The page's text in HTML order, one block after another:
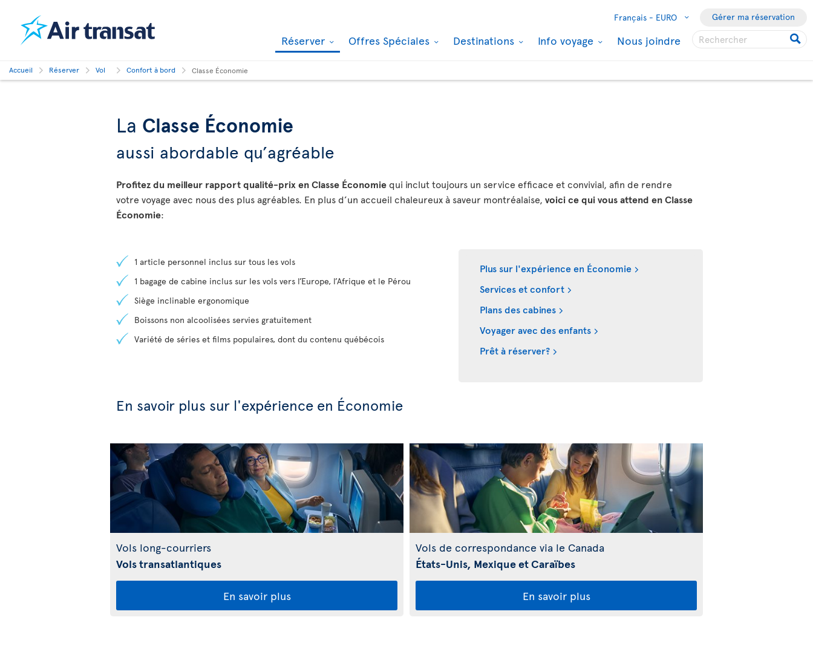
Français - EURO Gérer ma réservation
Réserver Offres Spéciales Destinations Info voyage Nous joindre
Accueil Réserver Vol Confort à bord Classe Économie
La Classe Économie
aussi abordable qu’agréable
Profitez du meilleur rapport qualité-prix en Classe Économie qui inclut toujours un service efficace et convivial, afin de rendre
votre voyage avec nous des plus agréables. En plus d’un accueil chaleureux à saveur montréalaise, voici ce qui vous attend en Classe
Économie:
1 article personnel inclus sur tous les vols
1 bagage de cabine inclus sur les vols vers l’Europe, l’Afrique et le Pérou
Siège inclinable ergonomique
Boissons non alcoolisées servies gratuitement
Variété de séries et films populaires, dont du contenu québécois
Plus sur l'expérience en Économie
Services et confort
Plans des cabines
Voyager avec des enfants
Prêt à réserver?
En savoir plus sur l'expérience en Économie
Vols long-courriers
Vols transatlantiques
En savoir plus
Vols de correspondance via le Canada
États-Unis, Mexique et Caraïbes
En savoir plus